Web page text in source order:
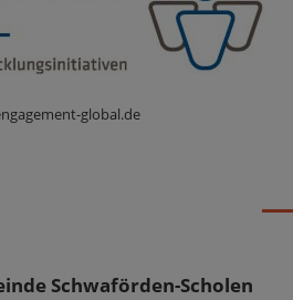
global.de
Schwaförden-Scholen